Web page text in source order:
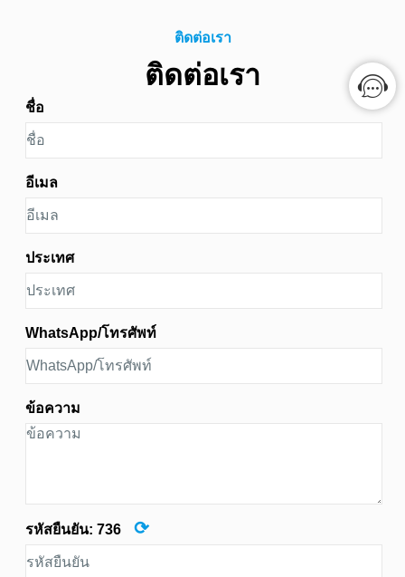
ติดต่อเรา
ติดต่อเรา
ชื่อ
อีเมล
ประเทศ
WhatsApp/โทรศัพท์
ข้อความ
รหัสยืนยัน: 736 ⟳